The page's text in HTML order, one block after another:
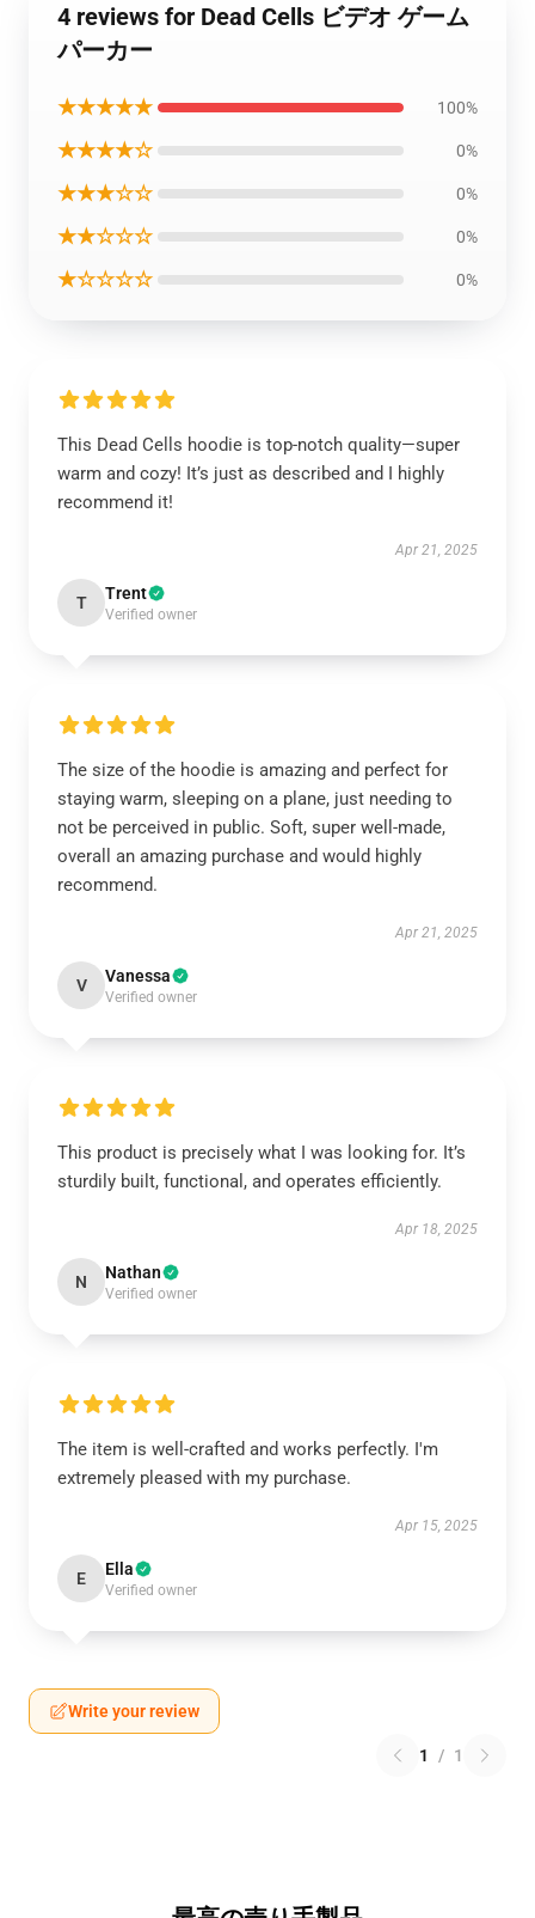
4 reviews for Dead Cells ビデオ ゲーム
パーカー
★★★★★ 100%
★★★★☆ 0%
★★★☆☆ 0%
★★☆☆☆ 0%
★☆☆☆☆ 0%
This Dead Cells hoodie is top-notch quality—super
warm and cozy! It’s just as described and I highly
recommend it!
Apr 21, 2025
T Trent
Verified owner
The size of the hoodie is amazing and perfect for
staying warm, sleeping on a plane, just needing to
not be perceived in public. Soft, super well-made,
overall an amazing purchase and would highly
recommend.
Apr 21, 2025
V Vanessa
Verified owner
This product is precisely what I was looking for. It’s
sturdily built, functional, and operates efficiently.
Apr 18, 2025
N Nathan
Verified owner
The item is well-crafted and works perfectly. I'm
extremely pleased with my purchase.
Apr 15, 2025
E Ella
Verified owner
Write your review
1 / 1